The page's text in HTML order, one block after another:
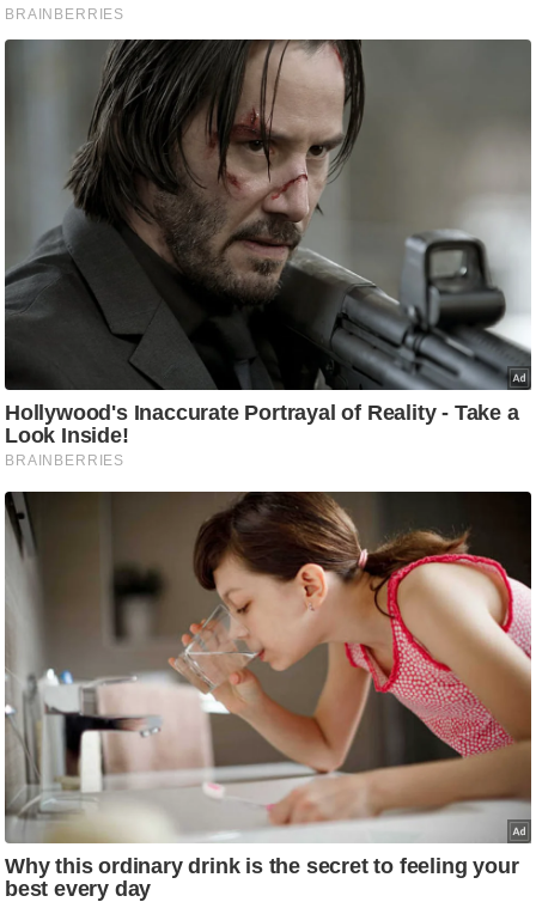
.
क्षा
ध
र्म
ष
प्र
भु
म
हि
स्थ
ल
व्र
त
त्यो
हा
र